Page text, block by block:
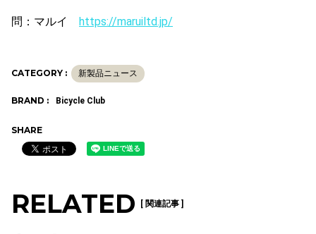
問：マルイ https://maruiltd.jp/
CATEGORY : 新製品ニュース
BRAND : Bicycle Club
SHARE
RELATED [ 関連記事 ]